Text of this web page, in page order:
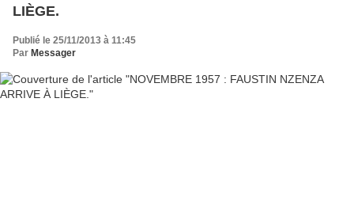
LIÈGE.
Publié le 25/11/2013 à 11:45
Par Messager